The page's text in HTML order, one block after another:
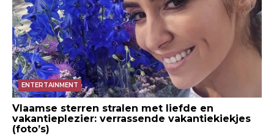
ENTERTAINMENT
Vlaamse sterren stralen met liefde en
vakantieplezier: verrassende vakantiekiekjes
(foto’s)